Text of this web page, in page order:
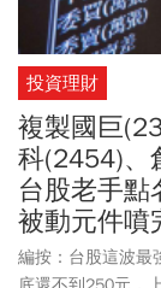
投資理財
複製國巨
科(2454)、
台股老手點
被動元件噴
編按：台股這波最